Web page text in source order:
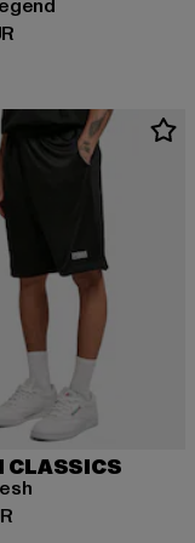
Preis: 36,79 EUR
CLASSICS
Preis: 23,74 EUR